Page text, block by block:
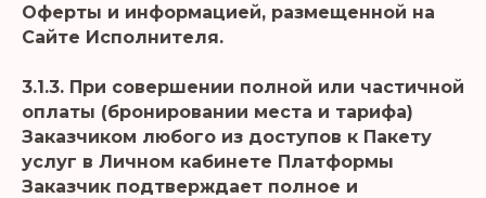
Оферты и информацией, размещенной на
Сайте Исполнителя.
3.1.3. При совершении полной или частичной
оплаты (бронировании места и тарифа)
Заказчиком любого из доступов к Пакету
услуг в Личном кабинете Платформы
Заказчик подтверждает полное и